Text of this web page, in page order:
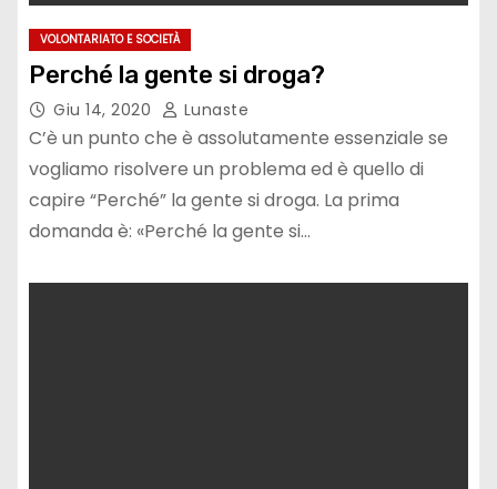
VOLONTARIATO E SOCIETÀ
Perché la gente si droga?
Giu 14, 2020 Lunaste
C’è un punto che è assolutamente essenziale se
vogliamo risolvere un problema ed è quello di
capire “Perché” la gente si droga. La prima
domanda è: «Perché la gente si…